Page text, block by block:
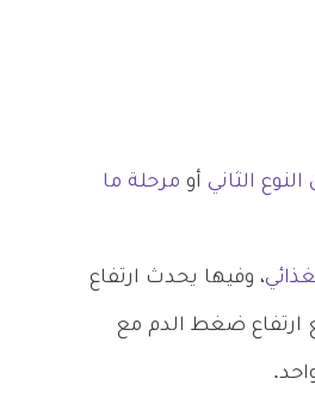
الثاني أو مرحلة ما
، وفيها يحدث ارتفاع
ارتفاع ضغط الدم مع